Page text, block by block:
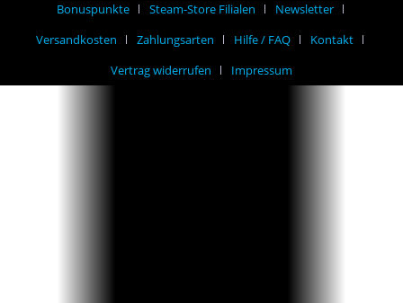
Bonuspunkte Steam-Store Filialen
Newsletter
Versandkosten
Zahlungsarten Hilfe / FAQ
Kontakt
Vertrag widerrufen
Impressum